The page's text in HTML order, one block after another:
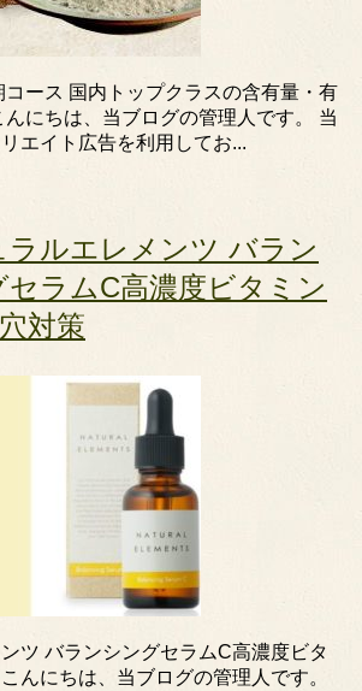
ース 国内トップクラスの含有量・有
んにちは、当ブログの管理人です。 当
エイト広告を利用してお...
ラルエレメンツ バラン
セラムC高濃度ビタミン
対策
ツ バランシングセラムC高濃度ビタ
んにちは、当ブログの管理人です。